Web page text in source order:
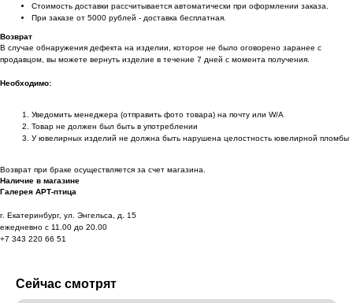
Стоимость доставки рассчитывается автоматически при оформлении заказа.
При заказе от 5000 рублей - доставка бесплатная.
Возврат
В случае обнаружения дефекта на изделии, которое не было оговорено заранее с
продавцом, вы можете вернуть изделие в течение 7 дней с момента получения.
Необходимо:
Уведомить менеджера (отправить фото товара) на почту или W/А
Товар не должен был быть в употреблении
У ювелирных изделий не должна быть нарушена целостность ювелирной пломбы
Возврат при браке осуществляется за счет магазина.
Наличие в магазине
Галерея АРТ-птица
г. Екатеринбург, ул. Энгельса, д. 15
ежедневно с 11.00 до 20.00
+7 343 220 66 51
Сейчас смотрят